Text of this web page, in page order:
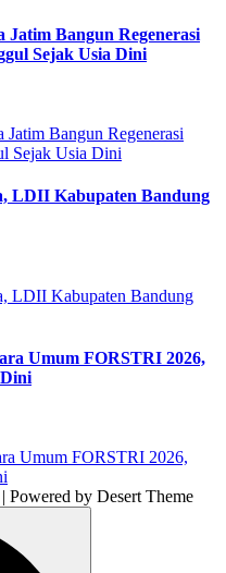
Jatim Bangun Regenerasi
Sejak Usia Dini
LDII Kabupaten Bandung
Umum FORSTRI 2026,
by Desert Theme